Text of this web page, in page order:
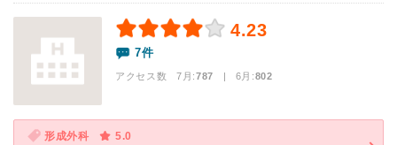
4.23
7件
アクセス数 7月:787 | 6月:802
形成外科 5.0